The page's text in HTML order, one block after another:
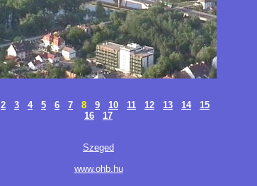
2 3 4 5 6 7 8 9 10 11 12 13 14
15
16
17
Szeged
www.ohb.hu